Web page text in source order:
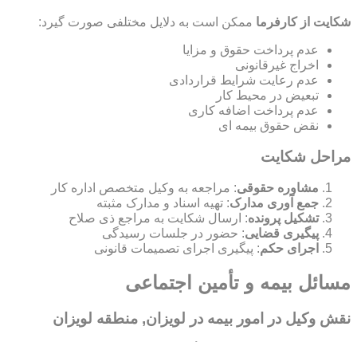
شکایت از کارفرما ممکن است به دلایل مختلفی صورت گیرد:
عدم پرداخت حقوق و مزایا
اخراج غیرقانونی
عدم رعایت شرایط قراردادی
تبعیض در محیط کار
عدم پرداخت اضافه کاری
نقض حقوق بیمه ای
مراحل شکایت
مشاوره حقوقی: مراجعه به وکیل متخصص اداره کار
جمع آوری مدارک: تهیه اسناد و مدارک مثبته
تشکیل پرونده: ارسال شکایت به مراجع ذی صلاح
پیگیری قضایی: حضور در جلسات رسیدگی
اجرای حکم: پیگیری اجرای تصمیمات قانونی
مسائل بیمه و تأمین اجتماعی
نقش وکیل در امور بیمه در لویزان, منطقه لویزان